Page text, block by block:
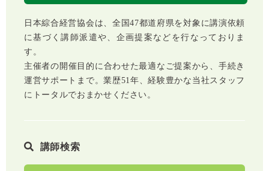
日本綜合経営協会は、全国47都道府県を対象に講演依頼
に基づく講師派遣や、企画提案などを行なっておりま
す。
主催者の開催目的に合わせた最適なご提案から、手続き
運営サポートまで。業歴51年、経験豊かな当社スタッフ
にトータルでおまかせください。
講師検索